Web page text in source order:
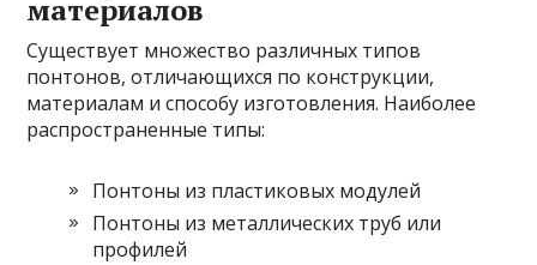
материалов
Существует множество различных типов
понтонов, отличающихся по конструкции,
материалам и способу изготовления. Наиболее
распространенные типы:
Понтоны из пластиковых модулей
Понтоны из металлических труб или
профилей